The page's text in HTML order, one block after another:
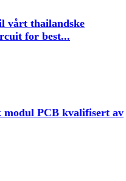
vårt thailandske
for best...
modul PCB kvalifisert av